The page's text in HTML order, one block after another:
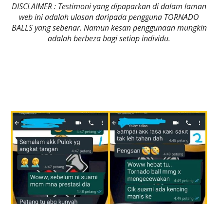
DISCLAIMER : Testimoni yang dipaparkan di dalam laman
web ini adalah ulasan daripada pengguna TORNADO
BALLS yang sebenar. Namun kesan penggunaan mungkin
adalah berbeza bagi setiap individu.